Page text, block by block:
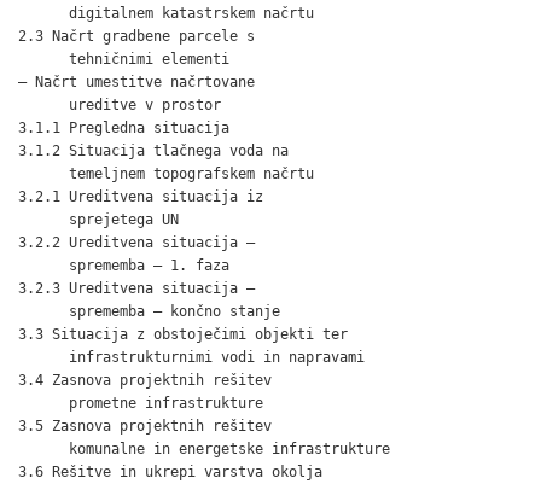
digitalnem katastrskem načrtu
2.3 Načrt gradbene parcele s
tehničnimi elementi
– Načrt umestitve načrtovane
      ureditve v prostor
3.1.1 Pregledna situacija                                     M
3.1.2 Situacija tlačnega voda na
temeljnem topografskem načrtu
3.2.1 Ureditvena situacija iz
sprejetega UN
3.2.2 Ureditvena situacija –
sprememba – 1. faza
3.2.3 Ureditvena situacija –
sprememba – končno stanje
3.3 Situacija z obstoječimi objekti ter
infrastrukturnimi vodi in napravami
3.4 Zasnova projektnih rešitev
prometne infrastrukture
3.5 Zasnova projektnih rešitev
komunalne in energetske infrastrukture
3.6 Rešitve in ukrepi varstva okolja